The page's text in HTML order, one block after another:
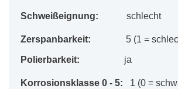
Schweißeignung: schlecht
Zerspanbarkeit: 5 (1 = schlecht
Polierbarkeit: ja
Korrosionsklasse 0 - 5: 1 (0 =